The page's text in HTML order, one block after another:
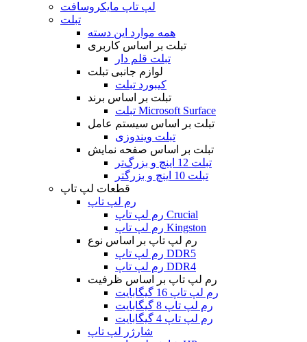
لپ تاپ مایکروسافت
تبلت
همه موارد این دسته
تبلت بر اساس کاربری
تبلت قلم دار
لوازم جانبی تبلت
کیبورد تبلت
تبلت بر اساس برند
تبلت Microsoft Surface
تبلت بر اساس سیستم عامل
تبلت ویندوزی
تبلت بر اساس صفحه نمایش
تبلت 12 اینچ و بزرگ‌تر
تبلت 10 اینچ و بزرگتر
قطعات لپ تاپ
رم لپ تاپ
رم لپ تاپ Crucial
رم لپ تاپ Kingston
رم لپ تاپ بر اساس نوع
رم لپ تاپ DDR5
رم لپ تاپ DDR4
رم لپ تاپ بر اساس ظرفیت
رم لپ تاپ 16 گیگابایت
رم لپ تاپ 8 گیگابایت
رم لپ تاپ 4 گیگابایت
شارژر لپ تاپ